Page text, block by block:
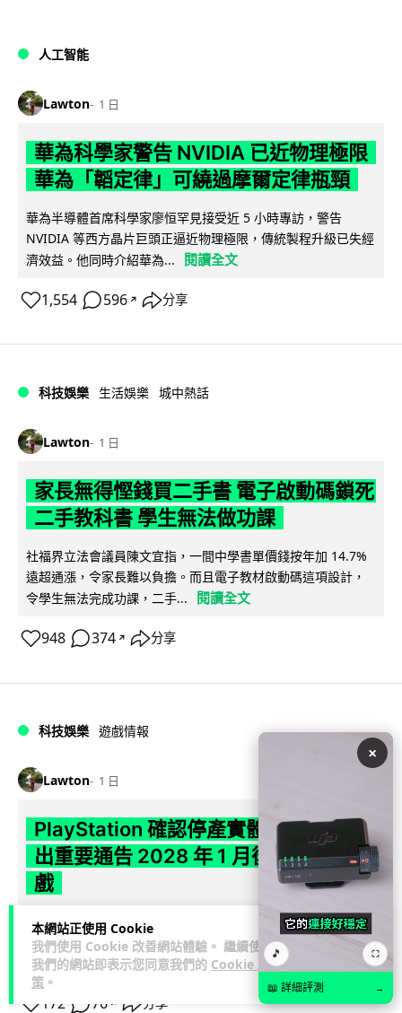
本網站正使用 Cookie
我們使用 Cookie 改善網站體驗。 繼續使用
我們的網站即表示您同意我們的 Cookie 政
策 。
人工智能
Lawton 1 日
華為科學家警告 NVIDIA 已近物理極限
華為「韜定律」可繞過摩爾定律瓶頸
華為半導體首席科學家廖恒罕見接受近 5 小時專訪，警告
NVIDIA 等西方晶片巨頭正逼近物理極限，傳統製程升級已失經
濟效益。他同時介紹華為...
閱讀全文
1,554 596 ↗ 分享
科技娛樂 生活娛樂 城中熱話
Lawton 1 日
家長無得慳錢買二手書 電子啟動碼鎖死
二手教科書 學生無法做功課
社福界立法會議員陳文宜指，一間中學書單價錢按年加 14.7%
遠超通漲，令家長難以負擔。而且電子教材啟動碼這項設計，
令學生無法完成功課，二手...
閱讀全文
948 374 ↗ 分享
科技娛樂 遊戲情報
Lawton 1 日
PlayStation 確認停產實體光碟 包裝印
出重要通告 2028 年 1 月後不出光碟遊
戲
Sony 已在 PS5 主機包裝加貼提示貼紙，重申官方 7 月已公布
計劃：2028 年 1 月起停產新遊戲實體光碟。分析師預期 PS6
因此... 閱讀全文
172 76 ↗ 分享
×
🎵 ⛶
📖 詳細評測 →